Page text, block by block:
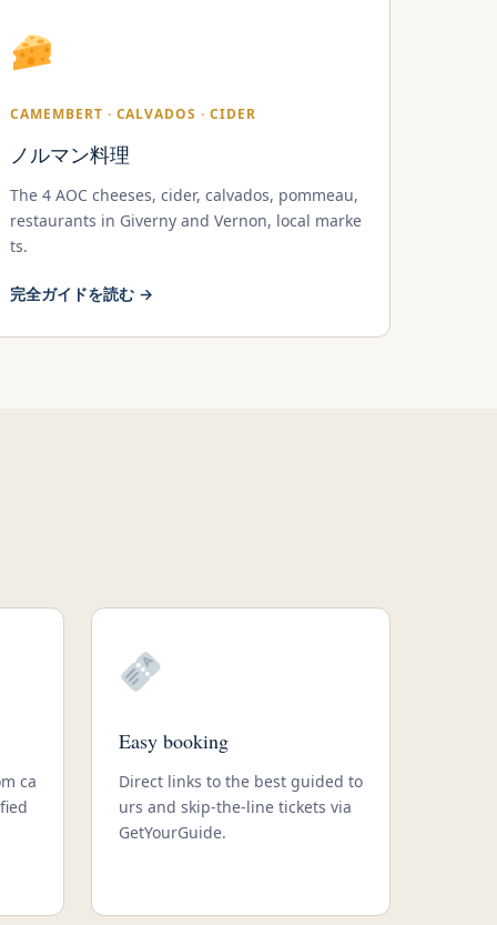
CAMEMBERT · CALVADOS · CIDER
ノルマン料理
The 4 AOC cheeses, cider, calvados, pommeau,
restaurants in Giverny and Vernon, local marke
ts.
完全ガイドを読む →
ca
Easy booking
Direct links to the best guided to
urs and skip-the-line tickets via
GetYourGuide.